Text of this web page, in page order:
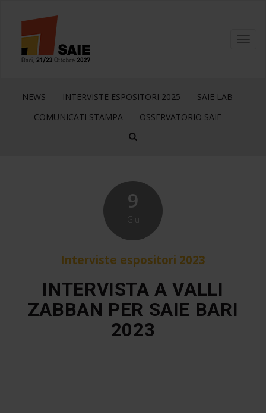
NEWS INTERVISTE ESPOSITORI 2025
SAIE LAB
COMUNICATI STAMPA
OSSERVATORIO SAIE
9
Giu
Interviste espositori 2023
INTERVISTA A VALLI
ZABBAN PER SAIE BARI
2023